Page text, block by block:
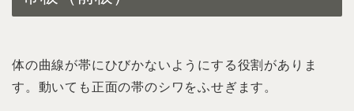
体の曲線が帯にひびかないようにする役割がありま
す。動いても正面の帯のシワをふせぎます。